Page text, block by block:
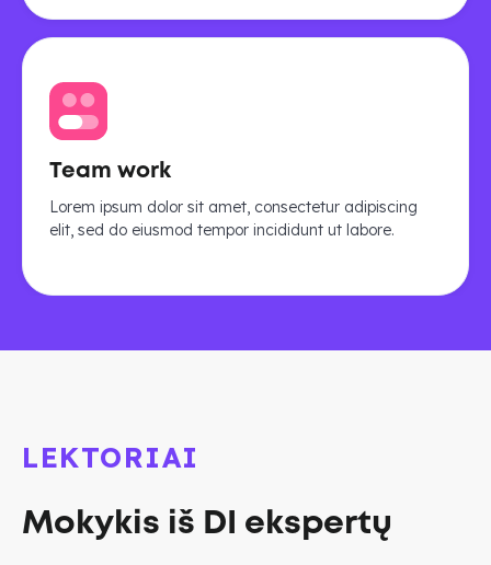
Team work
Lorem ipsum dolor sit amet, consectetur adipiscing
elit, sed do eiusmod tempor incididunt ut labore.
LEKTORIAI
Mokykis iš DI ekspertų